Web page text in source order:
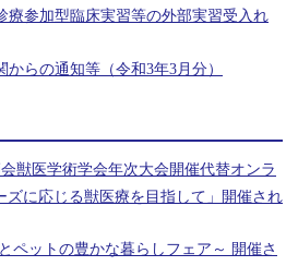
療参加型臨床実習等の外部実習受入れ
らの通知等（令和3年3月分）
獣医学術学会年次大会開催代替オンラ
ズに応じる獣医療を目指して」開催され
ペットの豊かな暮らしフェア～ 開催さ